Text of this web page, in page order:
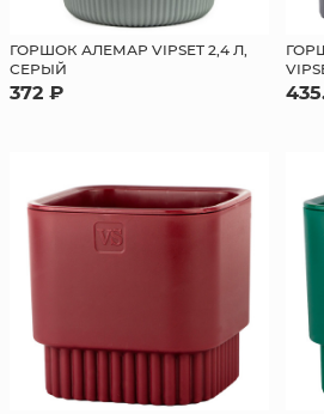
ГОРШОК АЛЕМАР VIPSET 2,4 Л,
СЕРЫЙ
372 ₽